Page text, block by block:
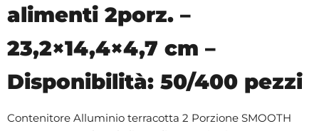
alimenti 2porz. –
23,2×14,4×4,7 cm –
Disponibilità: 50/400 pezzi
Contenitore Alluminio terracotta 2 Porzione SMOOTH